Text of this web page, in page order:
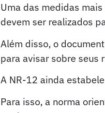
Uma das medidas
devem ser realizados
Além disso, o
para avisar sobre seus
A NR-12 ainda
Para isso, a norma